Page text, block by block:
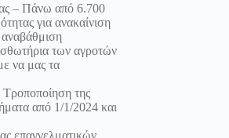
– Πάνω από 6.700
για ανακαίνιση
αναβάθμιση
των αγροτών
να μας τα
της
από 1/1/2024 και
επαγγελματικών